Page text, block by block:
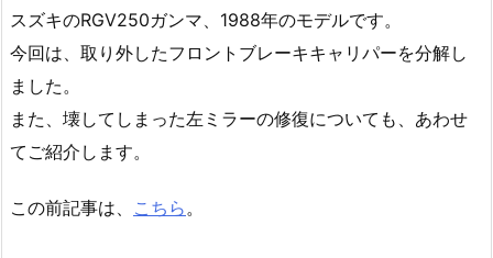
スズキのRGV250ガンマ、1988年のモデルです。
今回は、取り外したフロントブレーキキャリパーを分解し
ました。
また、壊してしまった左ミラーの修復についても、あわせ
てご紹介します。
この前記事は、 こちら 。